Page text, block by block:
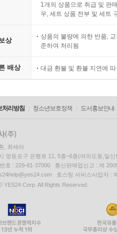
1개의 상품으로 취급 및 판
우, 세트 상품 전부 및 세트
상
상품의 불량에 의한 반품,
준하여 처리됨
배상 대금 환불 및 환불 지연에
처리방침 청소년보호정책 도서홍보안내
, 최세라
영등포구 은행로 11, 5층~6층(여의도동,일신
호 : 229-81-37000 통신판매업신고 : 제
호스팅 서비스사업자 :
YES24 Corp. All Rights Reserved.